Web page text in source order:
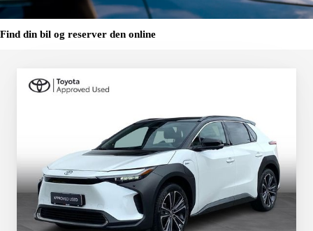
Find din bil og reserver den online